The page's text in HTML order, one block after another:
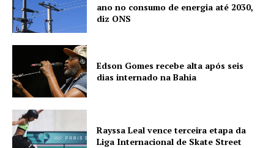
ano no consumo de energia até 2030,
diz ONS
Edson Gomes recebe alta após seis
dias internado na Bahia
Rayssa Leal vence terceira etapa da
Liga Internacional de Skate Street